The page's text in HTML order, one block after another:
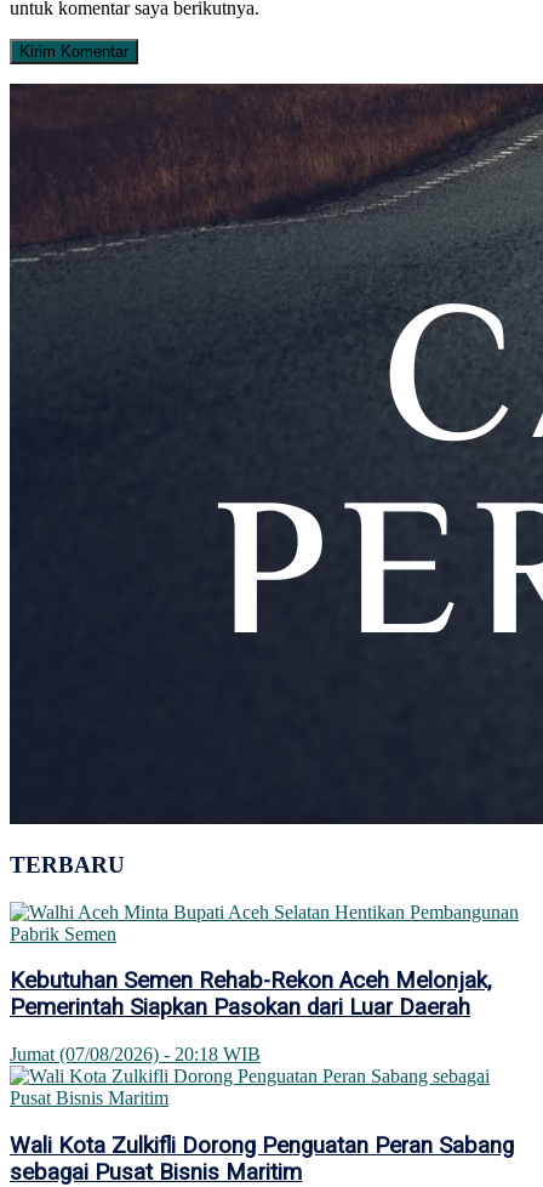
untuk komentar saya berikutnya.
TERBARU
Kebutuhan Semen Rehab-Rekon Aceh Melonjak,
Pemerintah Siapkan Pasokan dari Luar Daerah
Jumat (07/08/2026) - 20:18 WIB
Wali Kota Zulkifli Dorong Penguatan Peran Sabang
sebagai Pusat Bisnis Maritim